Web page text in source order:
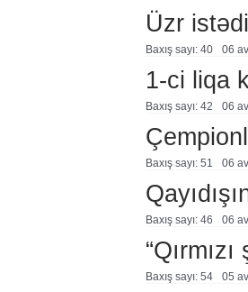
Üzr istədi
Baxış sayı: 40 06
1-ci liqa
Baxış sayı: 42 06
Baxış sayı: 51 06
Baxış sayı: 46 06
Baxış sayı: 54 05